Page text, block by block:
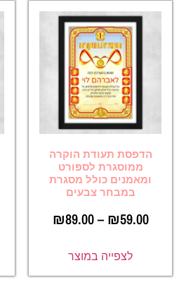
הדפסת תעודת הוקרה
ממוסגרת לספורט
ומאמנים כולל מסגרת
במבחר צבעים
₪59.00
–
₪89.00
לצפייה במוצר